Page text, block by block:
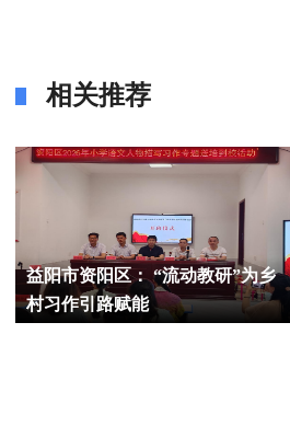
相关推荐
益阳市资阳区： “流动教研”为乡
村习作引路赋能